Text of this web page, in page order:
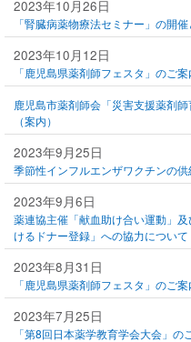
2023年10月26日
「腎臓病薬物療法セミナー」の開
2023年10月12日
「鹿児島県薬剤師フェスタ」のご案
鹿児島市薬剤師会「災害支援薬剤
（案内）
2023年9月25日
季節性インフルエンザワクチンの供
2023年9月6日
薬連協主催「献血助け合い運動」
けるドナー登録」への協力について
2023年8月31日
「鹿児島県薬剤師フェスタ」のご案
2023年7月25日
「第8回日本薬学教育学会大会」の